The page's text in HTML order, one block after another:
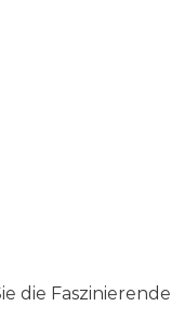
die Faszinierende